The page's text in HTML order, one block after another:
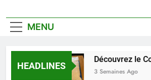
MENU
HEADLINES
Découvrez le
3 Semaines Ago